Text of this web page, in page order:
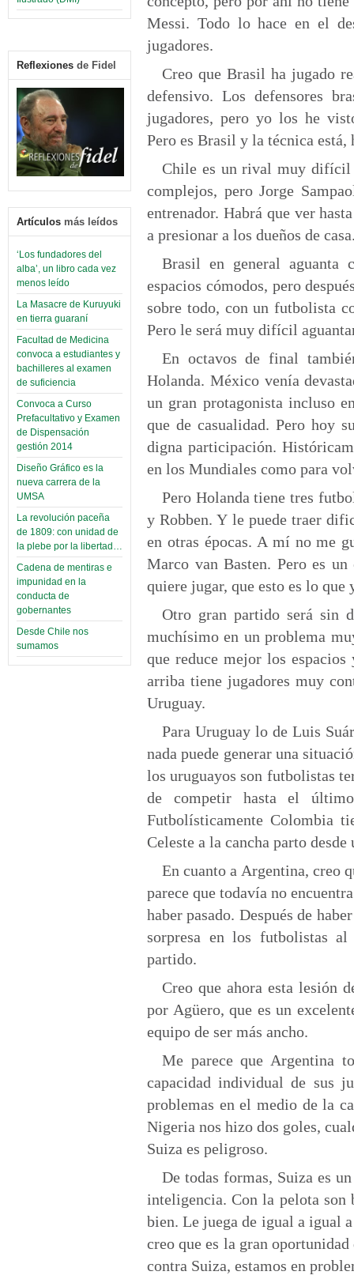
Reflexiones de Fidel
Artículos más leídos
‘Los fundadores del
alba’, un libro cada vez
menos leído
La Masacre de Kuruyuki
en tierra guaraní
Facultad de Medicina
convoca a estudiantes y
bachilleres al examen
de suficiencia
Convoca a Curso
Prefacultativo y Examen
de Dispensación
gestión 2014
Diseño Gráfico es la
nueva carrera de la
UMSA
La revolución paceña
de 1809: con unidad de
la plebe por la libertad…
Cadena de mentiras e
impunidad en la
conducta de
gobernantes
Desde Chile nos
sumamos
Messi. Todo lo hace en el
jugadores.
Creo que Brasil ha jugado
defensivo. Los defensores
jugadores, pero yo los he
Pero es Brasil y la técnica
Chile es un rival muy difícil
complejos, pero Jorge
entrenador. Habrá que ver
a presionar a los dueños de
Brasil en general aguanta
espacios cómodos, pero
sobre todo, con un futbolista
Pero le será muy difícil
En octavos de final
Holanda. México venía
un gran protagonista incluso
que de casualidad. Pero hoy
digna participación.
en los Mundiales como para
Pero Holanda tiene tres
y Robben. Y le puede traer
en otras épocas. A mí no me
Marco van Basten. Pero es
quiere jugar, que esto es lo
Otro gran partido será sin
muchísimo en un problema
que reduce mejor los
arriba tiene jugadores muy
Uruguay.
Para Uruguay lo de Luis
nada puede generar una
los uruguayos son futbolistas
de competir hasta el
Futbolísticamente Colombia
Celeste a la cancha parto desde
En cuanto a Argentina, creo
parece que todavía no
haber pasado. Después de
sorpresa en los futbolistas
partido.
Creo que ahora esta lesión
por Agüero, que es un
equipo de ser más ancho.
Me parece que Argentina
capacidad individual de sus
problemas en el medio de la
Nigeria nos hizo dos goles,
Suiza es peligroso.
De todas formas, Suiza es
inteligencia. Con la pelota son
bien. Le juega de igual a igual
creo que es la gran
contra Suiza, estamos en